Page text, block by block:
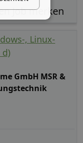
, Linux-
GmbH MSR &